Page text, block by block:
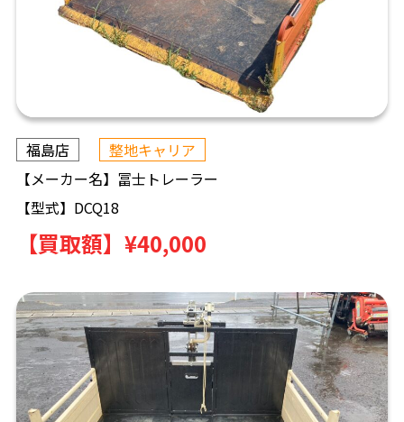
福島店
整地キャリア
【メーカー名】 冨士トレーラー
【型式】 DCQ18
【買取額】 ¥40,000